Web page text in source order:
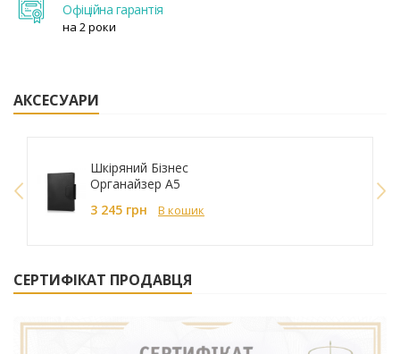
Офіційна гарантія
на 2 роки
АКСЕСУАРИ
Шкіряний Бізнес
Органайзер A5
3 245 грн В кошик
СЕРТИФІКАТ ПРОДАВЦЯ